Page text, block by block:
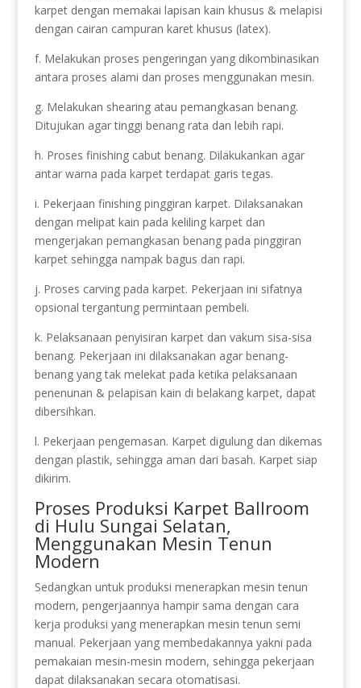
karpet dengan memakai lapisan kain khusus & melapisi
dengan cairan campuran karet khusus (latex).
f. Melakukan proses pengeringan yang dikombinasikan
antara proses alami dan proses menggunakan mesin.
g. Melakukan shearing atau pemangkasan benang.
Ditujukan agar tinggi benang rata dan lebih rapi.
h. Proses finishing cabut benang. Dilakukankan agar
antar warna pada karpet terdapat garis tegas.
i. Pekerjaan finishing pinggiran karpet. Dilaksanakan
dengan melipat kain pada keliling karpet dan
mengerjakan pemangkasan benang pada pinggiran
karpet sehingga nampak bagus dan rapi.
j. Proses carving pada karpet. Pekerjaan ini sifatnya
opsional tergantung permintaan pembeli.
k. Pelaksanaan penyisiran karpet dan vakum sisa-sisa
benang. Pekerjaan ini dilaksanakan agar benang-
benang yang tak melekat pada ketika pelaksanaan
penenunan & pelapisan kain di belakang karpet, dapat
dibersihkan.
l. Pekerjaan pengemasan. Karpet digulung dan dikemas
dengan plastik, sehingga aman dari basah. Karpet siap
dikirim.
Proses Produksi Karpet Ballroom
di Hulu Sungai Selatan,
Menggunakan Mesin Tenun
Modern
Sedangkan untuk produksi menerapkan mesin tenun
modern, pengerjaannya hampir sama dengan cara
kerja produksi yang menerapkan mesin tenun semi
manual. Pekerjaan yang membedakannya yakni pada
pemakaian mesin-mesin modern, sehingga pekerjaan
dapat dilaksanakan secara otomatisasi.